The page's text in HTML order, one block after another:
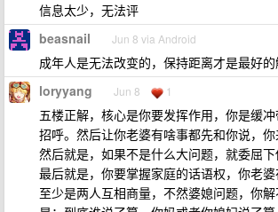
信息太少，无法评
beasnail Jun 8 via Android
成年人是无法改变的，保持距离才是最好
loryyang Jun 8 1
五楼正解，核心是你要发挥作用，你是缓
招呼。然后让你老婆有啥事都先和你说，
然后就是，如果不是什么大问题，就委屈
最后就是，你要掌握家庭的话语权，你老婆
至少是两人互相商量，不然婆媳问题，你